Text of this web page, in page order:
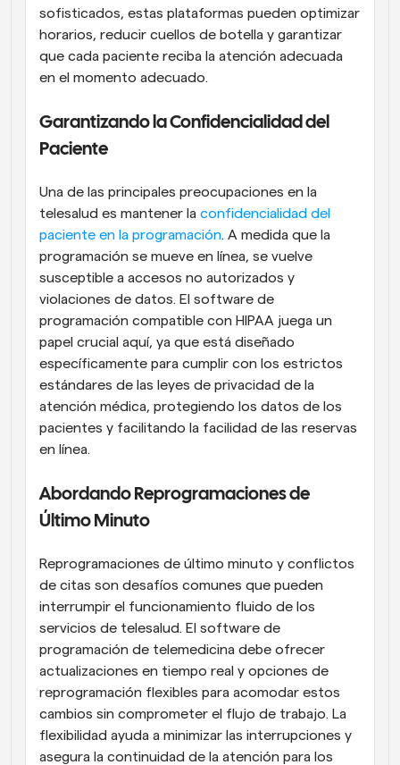
sofisticados, estas plataformas pueden optimizar
horarios, reducir cuellos de botella y garantizar
que cada paciente reciba la atención adecuada
en el momento adecuado.
Garantizando la Confidencialidad del
Paciente
Una de las principales preocupaciones en la
telesalud es mantener la confidencialidad del
paciente en la programación. A medida que la
programación se mueve en línea, se vuelve
susceptible a accesos no autorizados y
violaciones de datos. El software de
programación compatible con HIPAA juega un
papel crucial aquí, ya que está diseñado
específicamente para cumplir con los estrictos
estándares de las leyes de privacidad de la
atención médica, protegiendo los datos de los
pacientes y facilitando la facilidad de las reservas
en línea.
Abordando Reprogramaciones de
Último Minuto
Reprogramaciones de último minuto y conflictos
de citas son desafíos comunes que pueden
interrumpir el funcionamiento fluido de los
servicios de telesalud. El software de
programación de telemedicina debe ofrecer
actualizaciones en tiempo real y opciones de
reprogramación flexibles para acomodar estos
cambios sin comprometer el flujo de trabajo. La
flexibilidad ayuda a minimizar las interrupciones y
asegura la continuidad de la atención para los